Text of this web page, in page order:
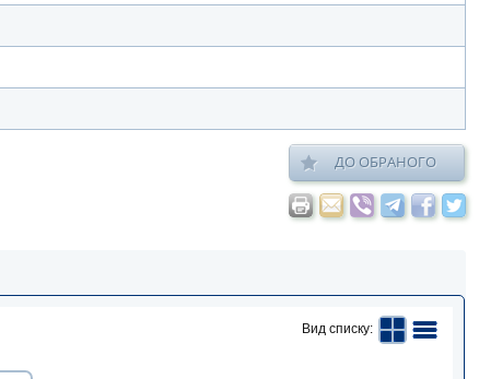
ДО ОБРАНОГО
Вид списку: